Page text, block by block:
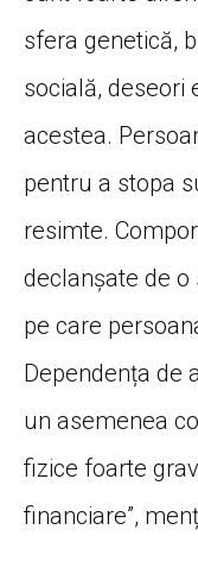
sfera genetică,
socială, deseori
acestea.
pentru a stopa
resimte.
declanșate de
pe care
Dependența de
un asemenea
fizice foarte
financiare”,